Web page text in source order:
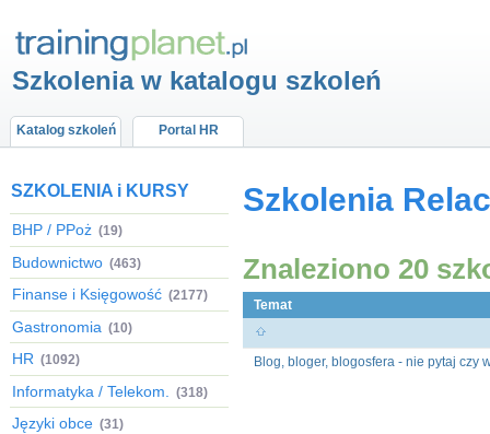
Szkolenia w katalogu szkoleń
Katalog szkoleń Portal HR
SZKOLENIA i KURSY
BHP / PPoż (19)
Budownictwo (463)
Finanse i Księgowość (2177)
Gastronomia (10)
HR (1092)
Informatyka / Telekom. (318)
Języki obce (31)
Szkolenia
Znaleziono 20
Temat
Blog, bloger, blogosfera - nie pytaj czy